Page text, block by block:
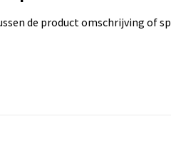
de product omschrijving of